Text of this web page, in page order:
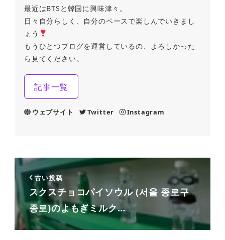
最近はBTSと韓国に興味津々。
日々自分らしく、自分のペースで楽しんでいきまし
ょう
もうひとつブログを運営しているの、よろしかった
ら見てください。
記事一覧
ウェブサイト Twitter Instagram
古い投稿
スクスチョコパイソウル (서울 종로구
종로)のよもぎミルク…